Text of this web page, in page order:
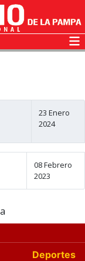
23 Enero
2024
08 Febrero
2023
Deportes